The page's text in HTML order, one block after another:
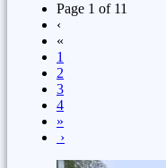
Page 1 of 11
‹
«
1
2
3
4
»
›